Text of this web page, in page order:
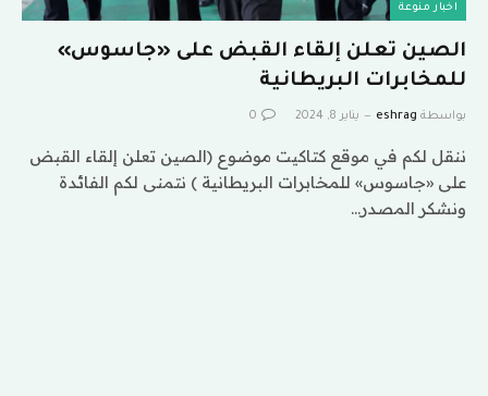
اخبار منوعة
الصين تعلن إلقاء القبض على «جاسوس»
للمخابرات البريطانية
بواسطة eshrag يناير 8, 2024 0
ننقل لكم في موقع كتاكيت موضوع (الصين تعلن إلقاء القبض
على «جاسوس» للمخابرات البريطانية ) نتمنى لكم الفائدة
ونشكر المصدر…